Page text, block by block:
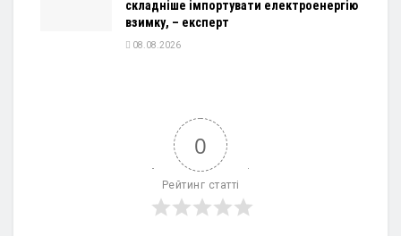
складніше імпортувати електроенергію
взимку, – експерт
08.08.2026
0
Рейтинг статті